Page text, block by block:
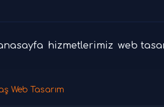
hizmetlerimiz web
Web Tasarım